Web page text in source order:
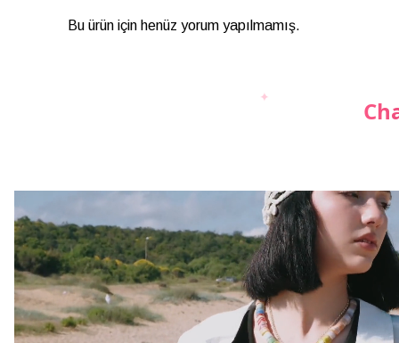
Bu ürün için henüz yorum yapılmamış.